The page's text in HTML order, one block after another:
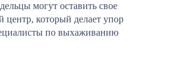
могут оставить свое
центр, который делает упор
по выхаживанию